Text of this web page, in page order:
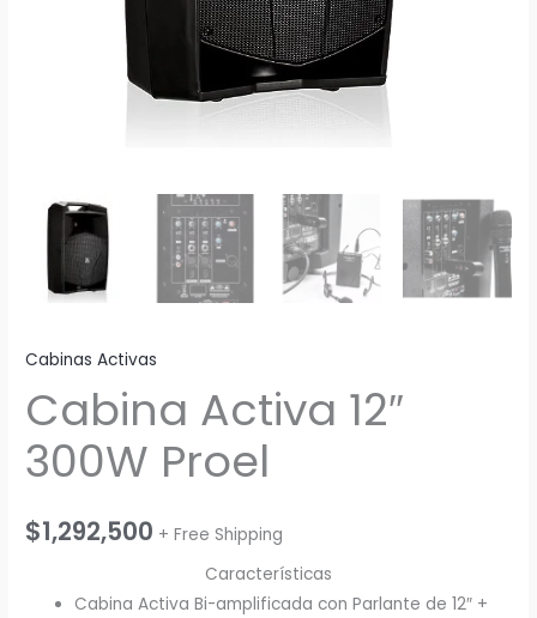
Cabinas Activas
Cabina Activa 12″
300W Proel
$1,292,500 + Free Shipping
Características
Cabina Activa Bi-amplificada con Parlante de 12″ +